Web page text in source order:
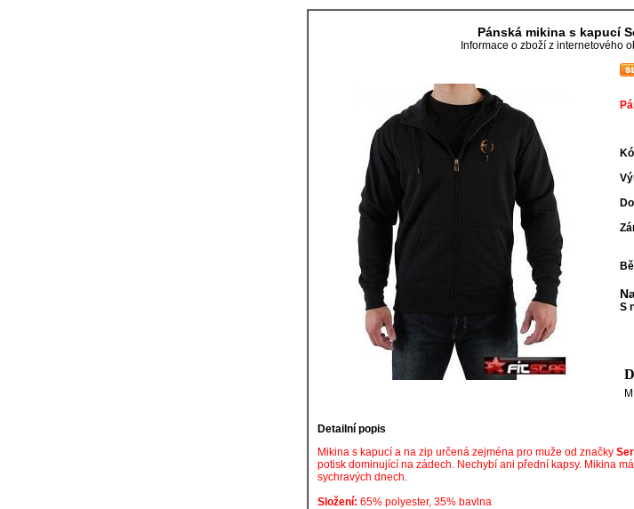
Pánská mikina s kapucí
Informace o zboží z internetového
S
M
Detailní popis
Mikina s kapucí a na zip určená zejména pro muže od značky
potisk dominující na zádech. Nechybí ani přední kapsy. Mikina
sychravých dnech.
Složení: 65% polyester, 35% bavlna